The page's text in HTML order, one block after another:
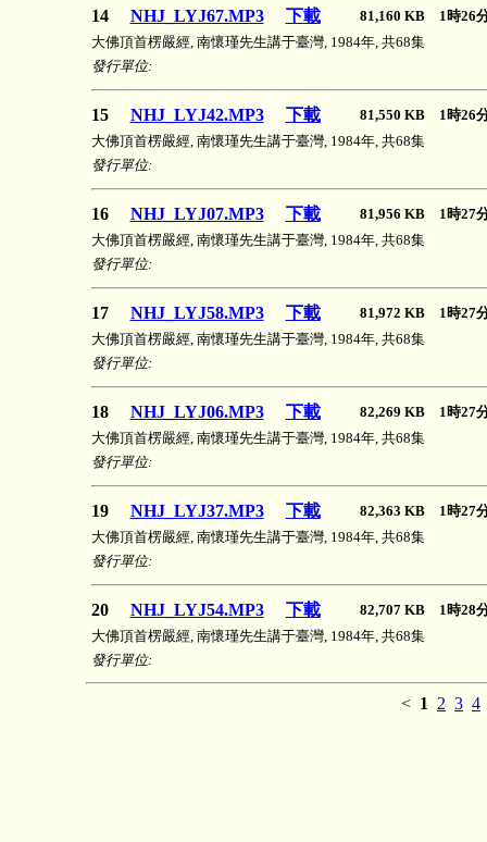
14 NHJ_LYJ67.MP3 下載
81,160 KB 1時26
大佛頂首楞嚴經, 南懷瑾先生講于臺灣, 1984年, 共68集
發行單位:
15 NHJ_LYJ42.MP3 下載
81,550 KB 1時26
大佛頂首楞嚴經, 南懷瑾先生講于臺灣, 1984年, 共68集
發行單位:
16 NHJ_LYJ07.MP3 下載
81,956 KB 1時27
大佛頂首楞嚴經, 南懷瑾先生講于臺灣, 1984年, 共68集
發行單位:
17 NHJ_LYJ58.MP3 下載
81,972 KB 1時27
大佛頂首楞嚴經, 南懷瑾先生講于臺灣, 1984年, 共68集
發行單位:
18 NHJ_LYJ06.MP3 下載
82,269 KB 1時27
大佛頂首楞嚴經, 南懷瑾先生講于臺灣, 1984年, 共68集
發行單位:
19 NHJ_LYJ37.MP3 下載
82,363 KB 1時27
大佛頂首楞嚴經, 南懷瑾先生講于臺灣, 1984年, 共68集
發行單位:
20 NHJ_LYJ54.MP3 下載
82,707 KB 1時28
大佛頂首楞嚴經, 南懷瑾先生講于臺灣, 1984年, 共68集
發行單位:
< 1 2 3 4